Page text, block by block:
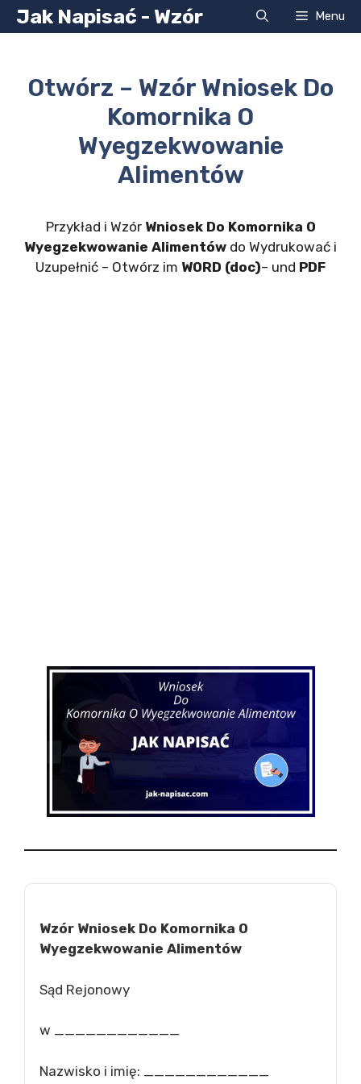
Przejdź
do
Jak Napisać - Wzór Menu
Otwórz – Wzór Wniosek Do
Komornika O
Wyegzekwowanie
Alimentów
Przykład i Wzór Wniosek Do Komornika O
Wyegzekwowanie Alimentów do Wydrukować i
Uzupełnić – Otwórz im WORD (doc)– und PDF
Wzór Wniosek Do Komornika O
Wyegzekwowanie Alimentów
Sąd Rejonowy
w ____________
Nazwisko i imię: ____________